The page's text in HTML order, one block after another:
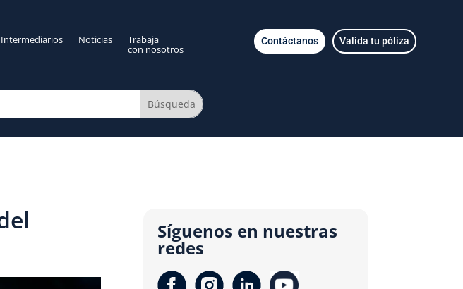
Intermediarios Noticias Trabaja
con nosotros
Contáctanos Valida tu póliza
Síguenos en nuestras
redes